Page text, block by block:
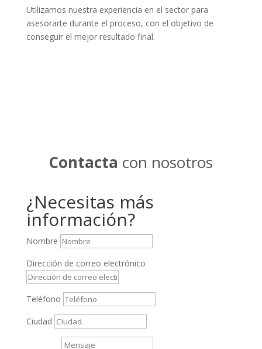
Utilizamos nuestra experiencia en el sector para
asesorarte durante el proceso, con el objetivo de
conseguir el mejor resultado final.
Contacta con nosotros
¿Necesitas más
información?
Nombre
Dirección de correo electrónico
Teléfono
Ciudad